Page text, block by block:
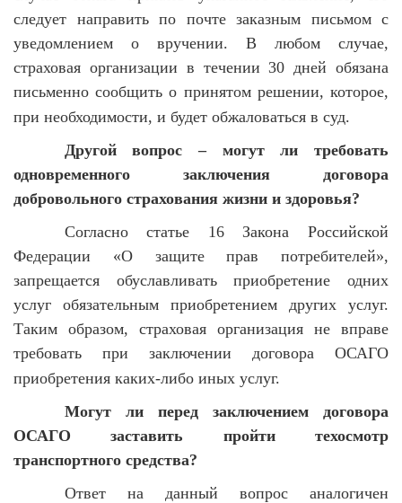
следует направить по почте заказным письмом с
уведомлением о вручении. В любом случае,
страховая организации в течении 30 дней обязана
письменно сообщить о принятом решении, которое,
при необходимости, и будет обжаловаться в суд.
Другой вопрос – могут ли требовать
одновременного заключения договора
добровольного страхования жизни и здоровья?
Согласно статье 16 Закона Российской
Федерации «О защите прав потребителей»,
запрещается обуславливать приобретение одних
услуг обязательным приобретением других услуг.
Таким образом, страховая организация не вправе
требовать при заключении договора ОСАГО
приобретения каких-либо иных услуг.
Могут ли перед заключением договора
ОСАГО заставить пройти техосмотр
транспортного средства?
Ответ на данный вопрос аналогичен